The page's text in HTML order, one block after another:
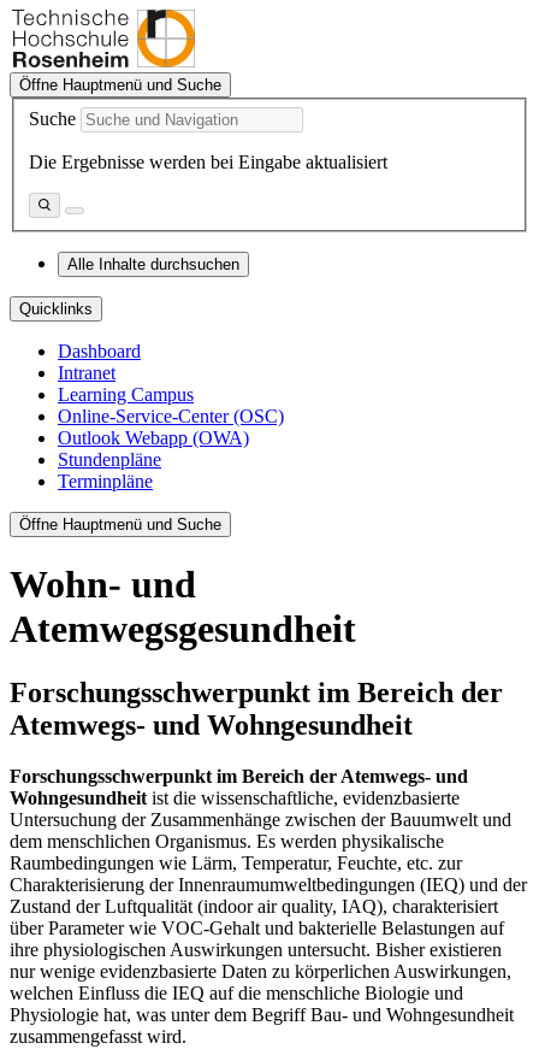
Öffne Hauptmenü und Suche
Suche
Die Ergebnisse werden bei Eingabe aktualisiert
Alle Inhalte durchsuchen
Quicklinks
Dashboard
Intranet
Learning Campus
Online-Service-Center (OSC)
Outlook Webapp (OWA)
Stundenpläne
Terminpläne
Öffne Hauptmenü und Suche
Wohn- und
Atemwegsgesundheit
Forschungsschwerpunkt im Bereich der
Atemwegs- und Wohngesundheit
Forschungsschwerpunkt im Bereich der Atemwegs- und
Wohngesundheit ist die wissenschaftliche, evidenzbasierte
Untersuchung der Zusammenhänge zwischen der Bauumwelt und
dem menschlichen Organismus. Es werden physikalische
Raumbedingungen wie Lärm, Temperatur, Feuchte, etc. zur
Charakterisierung der Innenraumumweltbedingungen (IEQ) und der
Zustand der Luftqualität (indoor air quality, IAQ), charakterisiert
über Parameter wie VOC-Gehalt und bakterielle Belastungen auf
ihre physiologischen Auswirkungen untersucht. Bisher existieren
nur wenige evidenzbasierte Daten zu körperlichen Auswirkungen,
welchen Einfluss die IEQ auf die menschliche Biologie und
Physiologie hat, was unter dem Begriff Bau- und Wohngesundheit
zusammengefasst wird.